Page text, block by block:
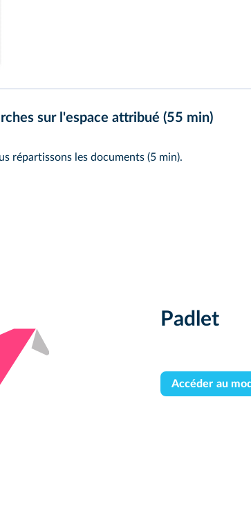
sur l'espace attribué (55 min)
répartissons les documents (5 min).
Padlet
Accéder au